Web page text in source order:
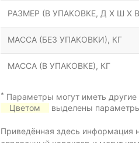
РАЗМЕР (В УПАКОВКЕ, Д Х Ш Х
МАССА (БЕЗ УПАКОВКИ), КГ
МАССА (В УПАКОВКЕ), КГ
* Параметры могут иметь другие
Цветом
выделены
Приведённая здесь информация